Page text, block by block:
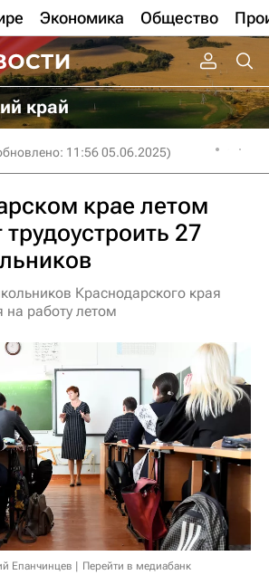
Экономика Общество
край
11:56 05.06.2025)
крае летом
27
Краснодарского края
на работу летом
Епанчинцев
Перейти в медиабанк